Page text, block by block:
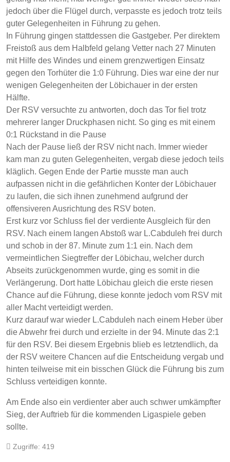
jedoch über die Flügel durch, verpasste es jedoch trotz teils
guter Gelegenheiten in Führung zu gehen.
In Führung gingen stattdessen die Gastgeber. Per direktem
Freistoß aus dem Halbfeld gelang Vetter nach 27 Minuten
mit Hilfe des Windes und einem grenzwertigen Einsatz
gegen den Torhüter die 1:0 Führung. Dies war eine der nur
wenigen Gelegenheiten der Löbichauer in der ersten
Hälfte.
Der RSV versuchte zu antworten, doch das Tor fiel trotz
mehrerer langer Druckphasen nicht. So ging es mit einem
0:1 Rückstand in die Pause
Nach der Pause ließ der RSV nicht nach. Immer wieder
kam man zu guten Gelegenheiten, vergab diese jedoch teils
kläglich. Gegen Ende der Partie musste man auch
aufpassen nicht in die gefährlichen Konter der Löbichauer
zu laufen, die sich ihnen zunehmend aufgrund der
offensiveren Ausrichtung des RSV boten.
Erst kurz vor Schluss fiel der verdiente Ausgleich für den
RSV. Nach einem langen Abstoß war L.Cabduleh frei durch
und schob in der 87. Minute zum 1:1 ein. Nach dem
vermeintlichen Siegtreffer der Löbichau, welcher durch
Abseits zurückgenommen wurde, ging es somit in die
Verlängerung. Dort hatte Löbichau gleich die erste riesen
Chance auf die Führung, diese konnte jedoch vom RSV mit
aller Macht verteidigt werden.
Kurz darauf war wieder L.Cabduleh nach einem Heber über
die Abwehr frei durch und erzielte in der 94. Minute das 2:1
für den RSV. Bei diesem Ergebnis blieb es letztendlich, da
der RSV weitere Chancen auf die Entscheidung vergab und
hinten teilweise mit ein bisschen Glück die Führung bis zum
Schluss verteidigen konnte.
Am Ende also ein verdienter aber auch schwer umkämpfter
Sieg, der Auftrieb für die kommenden Ligaspiele geben
sollte.
Zugriffe: 419